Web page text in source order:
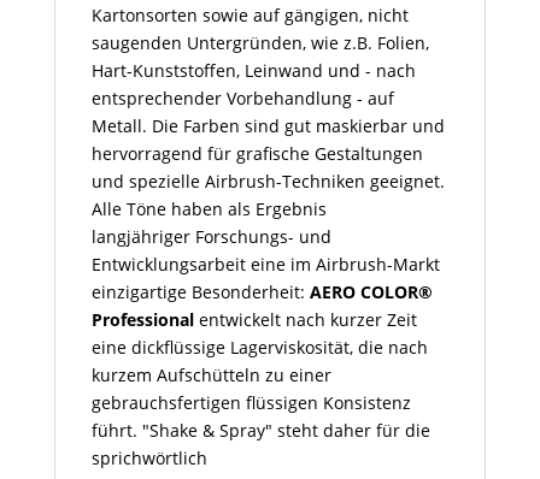
Kartonsorten sowie auf gängigen, nicht
saugenden Untergründen, wie z.B. Folien,
Hart-Kunststoffen, Leinwand und - nach
entsprechender Vorbehandlung - auf
Metall. Die Farben sind gut maskierbar und
hervorragend für grafische Gestaltungen
und spezielle Airbrush-Techniken geeignet.
Alle Töne haben als Ergebnis
langjähriger Forschungs- und
Entwicklungsarbeit eine im Airbrush-Markt
einzigartige Besonderheit: AERO COLOR®
Professional entwickelt nach kurzer Zeit
eine dickflüssige Lagerviskosität, die nach
kurzem Aufschütteln zu einer
gebrauchsfertigen flüssigen Konsistenz
führt. "Shake & Spray" steht daher für die
sprichwörtlich